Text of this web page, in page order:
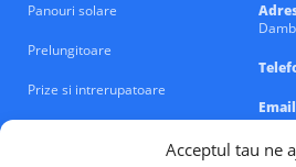
Acceptul tau ne
Panouri solare
Prelungitoare
Prize si intrerupatoare
Email